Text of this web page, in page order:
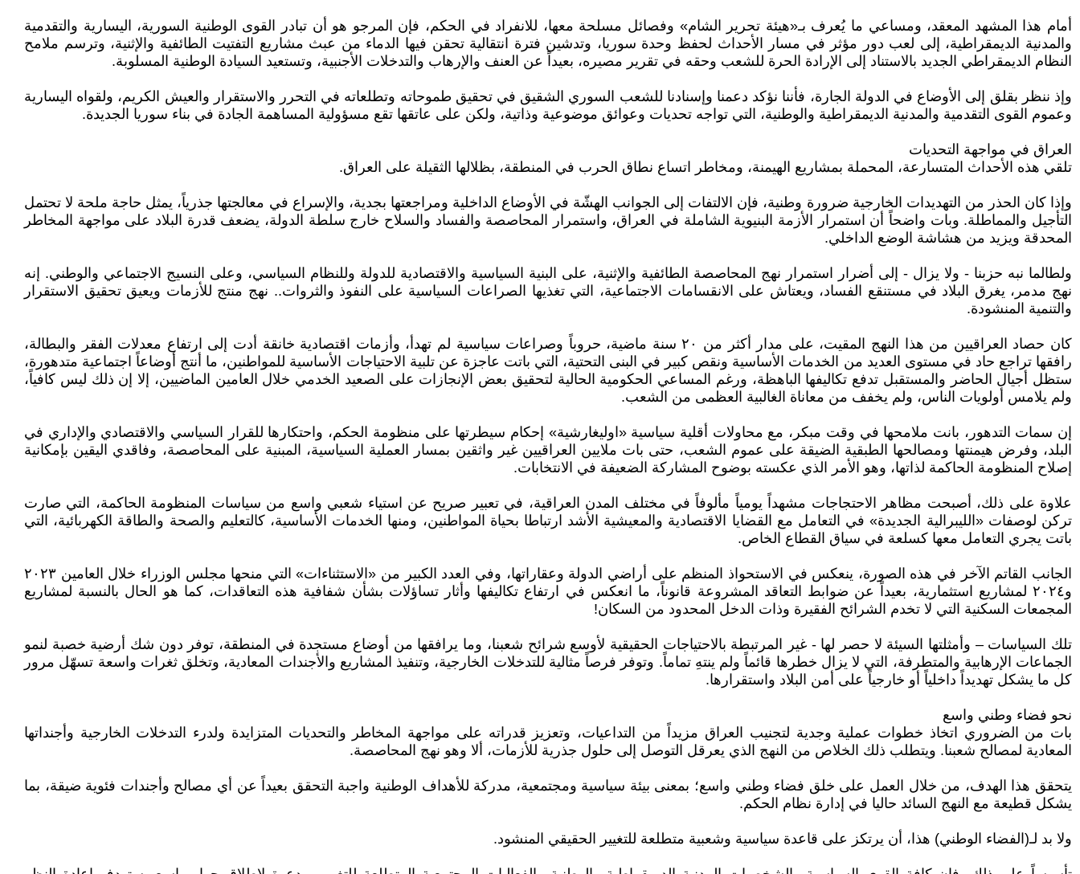
أمام هذا المشهد المعقد، ومساعي ما يُعرف بـ«هيئة تحرير الشام» وفصائل مسلحة معها، للانفراد في الحكم، فإن المرجو هو أن تبادر القوى الوطنية السورية، اليسارية والتقدمية
والمدنية الديمقراطية، إلى لعب دور مؤثر في مسار الأحداث لحفظ وحدة سوريا، وتدشين فترة انتقالية تحقن فيها الدماء من عبث مشاريع التفتيت الطائفية والإثنية، وترسم ملامح
النظام الديمقراطي الجديد بالاستناد إلى الإرادة الحرة للشعب وحقه في تقرير مصيره، بعيداً عن العنف والإرهاب والتدخلات الأجنبية، وتستعيد السيادة الوطنية المسلوبة.
وإذ ننظر بقلق إلى الأوضاع في الدولة الجارة، فأننا نؤكد دعمنا وإسنادنا للشعب السوري الشقيق في تحقيق طموحاته وتطلعاته في التحرر والاستقرار والعيش الكريم، ولقواه اليسارية
وعموم القوى التقدمية والمدنية الديمقراطية والوطنية، التي تواجه تحديات وعوائق موضوعية وذاتية، ولكن على عاتقها تقع مسؤولية المساهمة الجادة في بناء سوريا الجديدة.
العراق في مواجهة التحديات
تلقي هذه الأحداث المتسارعة، المحملة بمشاريع الهيمنة، ومخاطر اتساع نطاق الحرب في المنطقة، بظلالها الثقيلة على العراق.
وإذا كان الحذر من التهديدات الخارجية ضرورة وطنية، فإن الالتفات إلى الجوانب الهشّة في الأوضاع الداخلية ومراجعتها بجدية، والإسراع في معالجتها جذرياً، يمثل حاجة ملحة لا تحتمل
التأجيل والمماطلة. وبات واضحاً أن استمرار الأزمة البنيوية الشاملة في العراق، واستمرار المحاصصة والفساد والسلاح خارج سلطة الدولة، يضعف قدرة البلاد على مواجهة المخاطر
المحدقة ويزيد من هشاشة الوضع الداخلي.
ولطالما نبه حزبنا - ولا يزال - إلى أضرار استمرار نهج المحاصصة الطائفية والإثنية، على البنية السياسية والاقتصادية للدولة وللنظام السياسي، وعلى النسيج الاجتماعي والوطني. إنه
نهج مدمر، يغرق البلاد في مستنقع الفساد، ويعتاش على الانقسامات الاجتماعية، التي تغذيها الصراعات السياسية على النفوذ والثروات.. نهج منتج للأزمات ويعيق تحقيق الاستقرار
والتنمية المنشودة.
كان حصاد العراقيين من هذا النهج المقيت، على مدار أكثر من ٢٠ سنة ماضية، حروباً وصراعات سياسية لم تهدأ، وأزمات اقتصادية خانقة أدت إلى ارتفاع معدلات الفقر والبطالة،
رافقها تراجع حاد في مستوى العديد من الخدمات الأساسية ونقص كبير في البنى التحتية، التي باتت عاجزة عن تلبية الاحتياجات الأساسية للمواطنين، ما أنتج أوضاعاً اجتماعية متدهورة،
ستظل أجيال الحاضر والمستقبل تدفع تكاليفها الباهظة، ورغم المساعي الحكومية الحالية لتحقيق بعض الإنجازات على الصعيد الخدمي خلال العامين الماضيين، إلا إن ذلك ليس كافياً،
ولم يلامس أولويات الناس، ولم يخفف من معاناة الغالبية العظمى من الشعب.
إن سمات التدهور، بانت ملامحها في وقت مبكر، مع محاولات أقلية سياسية «اوليغارشية» إحكام سيطرتها على منظومة الحكم، واحتكارها للقرار السياسي والاقتصادي والإداري في
البلد، وفرض هيمنتها ومصالحها الطبقية الضيقة على عموم الشعب، حتى بات ملايين العراقيين غير واثقين بمسار العملية السياسية، المبنية على المحاصصة، وفاقدي اليقين بإمكانية
إصلاح المنظومة الحاكمة لذاتها، وهو الأمر الذي عكسته بوضوح المشاركة الضعيفة في الانتخابات.
علاوة على ذلك، أصبحت مظاهر الاحتجاجات مشهداً يومياً مألوفاً في مختلف المدن العراقية، في تعبير صريح عن استياء شعبي واسع من سياسات المنظومة الحاكمة، التي صارت
تركن لوصفات «الليبرالية الجديدة» في التعامل مع القضايا الاقتصادية والمعيشية الأشد ارتباطا بحياة المواطنين، ومنها الخدمات الأساسية، كالتعليم والصحة والطاقة الكهربائية، التي
باتت يجري التعامل معها كسلعة في سياق القطاع الخاص.
الجانب القاتم الآخر في هذه الصورة، ينعكس في الاستحواذ المنظم على أراضي الدولة وعقاراتها، وفي العدد الكبير من «الاستثناءات» التي منحها مجلس الوزراء خلال العامين ٢٠٢٣
و٢٠٢٤ لمشاريع استثمارية، بعيداً عن ضوابط التعاقد المشروعة قانوناً، ما انعكس في ارتفاع تكاليفها وأثار تساؤلات بشأن شفافية هذه التعاقدات، كما هو الحال بالنسبة لمشاريع
المجمعات السكنية التي لا تخدم الشرائح الفقيرة وذات الدخل المحدود من السكان!
تلك السياسات – وأمثلتها السيئة لا حصر لها - غير المرتبطة بالاحتياجات الحقيقية لأوسع شرائح شعبنا، وما يرافقها من أوضاع مستجدة في المنطقة، توفر دون شك أرضية خصبة لنمو
الجماعات الإرهابية والمتطرفة، التي لا يزال خطرها قائماً ولم ينتهِ تماماً. وتوفر فرصاً مثالية للتدخلات الخارجية، وتنفيذ المشاريع والأجندات المعادية، وتخلق ثغرات واسعة تسهّل مرور
كل ما يشكل تهديداً داخلياً أو خارجياً على أمن البلاد واستقرارها.
نحو فضاء وطني واسع
بات من الضروري اتخاذ خطوات عملية وجدية لتجنيب العراق مزيداً من التداعيات، وتعزيز قدراته على مواجهة المخاطر والتحديات المتزايدة ولدرء التدخلات الخارجية وأجنداتها
المعادية لمصالح شعبنا. ويتطلب ذلك الخلاص من النهج الذي يعرقل التوصل إلى حلول جذرية للأزمات، ألا وهو نهج المحاصصة.
يتحقق هذا الهدف، من خلال العمل على خلق فضاء وطني واسع؛ بمعنى بيئة سياسية ومجتمعية، مدركة للأهداف الوطنية واجبة التحقق بعيداً عن أي مصالح وأجندات فئوية ضيقة، بما
يشكل قطيعة مع النهج السائد حاليا في إدارة نظام الحكم.
ولا بد لـ(الفضاء الوطني) هذا، أن يرتكز على قاعدة سياسية وشعبية متطلعة للتغيير الحقيقي المنشود.